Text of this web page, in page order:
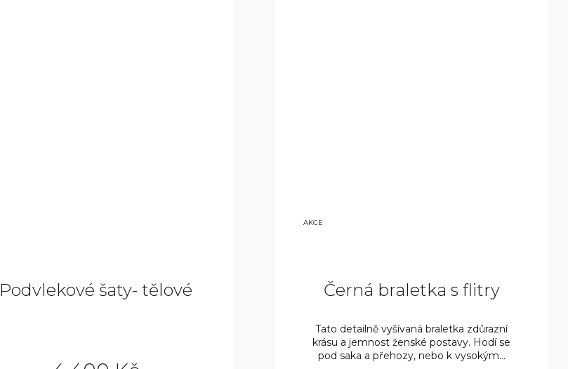
Podvlekové šaty- tělové
AKCE
Černá braletka s flitry
Tato detailně vyšívaná braletka zdůrazní
krásu a jemnost ženské postavy. Hodí se
pod saka a přehozy, nebo k vysokým...